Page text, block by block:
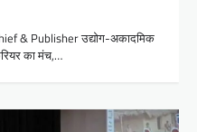
& Publisher उद्योग-अकादमिक
का मंच,…